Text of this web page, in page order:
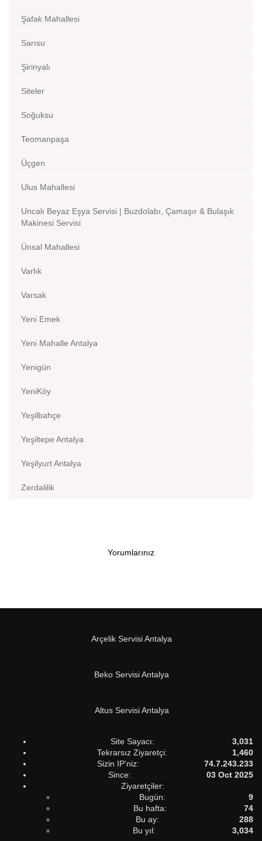
Şafak Mahallesi
Sarısu
Şirinyalı
Siteler
Soğuksu
Teomanpaşa
Üçgen
Ulus Mahallesi
Uncalı Beyaz Eşya Servisi | Buzdolabı, Çamaşır & Bulaşık
Makinesi Servisi
Ünsal Mahallesi
Varlık
Varsak
Yeni Emek
Yeni Mahalle Antalya
Yenigün
YeniKöy
Yeşilbahçe
Yeşiltepe Antalya
Yeşilyurt Antalya
Zerdalilik
Yorumlarınız
Arçelik Servisi Antalya
Beko Servisi Antalya
Altus Servisi Antalya
Site Sayacı:
3,031
Tekrarsız Ziyaretçi:
1,460
Sizin IP'niz:
74.7.243.233
Since:
03 Oct 2025
Ziyaretçiler:
Bugün:
9
Bu hafta:
74
Bu ay:
288
Bu yıl:
3,034